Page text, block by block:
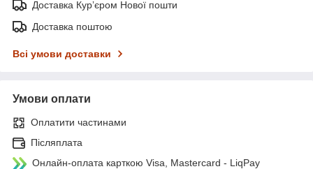
Доставка Курʼєром Нової пошти
Доставка поштою
Всі умови доставки
Умови оплати
Оплатити частинами
Післяплата
Онлайн-оплата карткою Visa, Mastercard - LiqPay